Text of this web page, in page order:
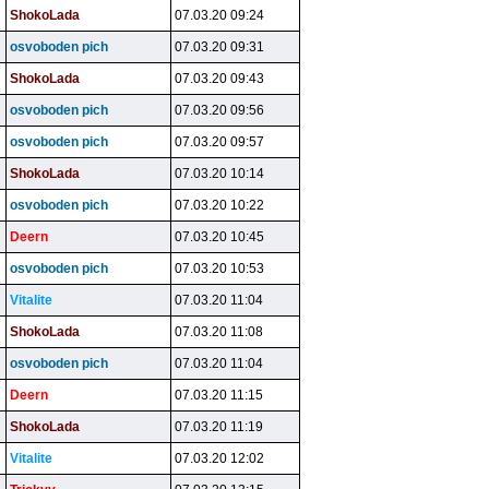
ShokoLada 07.03.20 09:24
osvoboden pich 07.03.20 09:31
ShokoLada 07.03.20 09:43
osvoboden pich 07.03.20 09:56
osvoboden pich 07.03.20 09:57
ShokoLada 07.03.20 10:14
osvoboden pich 07.03.20 10:22
Deern 07.03.20 10:45
osvoboden pich 07.03.20 10:53
Vitalite 07.03.20 11:04
ShokoLada 07.03.20 11:08
osvoboden pich 07.03.20 11:04
Deern 07.03.20 11:15
ShokoLada 07.03.20 11:19
Vitalite 07.03.20 12:02